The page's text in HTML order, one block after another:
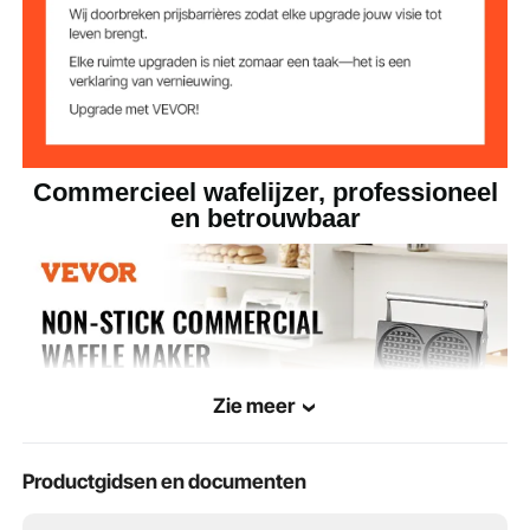
Commercieel wafelijzer, professioneel
en betrouwbaar
Zie meer
Productgidsen en documenten